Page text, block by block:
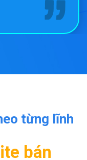
từng lĩnh
bán